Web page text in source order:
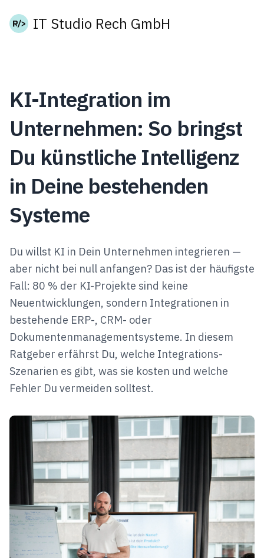
IT Studio Rech GmbH
KI-Integration im
Unternehmen: So bringst
Du künstliche Intelligenz
in Deine bestehenden
Systeme
Du willst KI in Dein Unternehmen integrieren —
aber nicht bei null anfangen? Das ist der häufigste
Fall: 80 % der KI-Projekte sind keine
Neuentwicklungen, sondern Integrationen in
bestehende ERP-, CRM- oder
Dokumentenmanagementsysteme. In diesem
Ratgeber erfährst Du, welche Integrations-
Szenarien es gibt, was sie kosten und welche
Fehler Du vermeiden solltest.